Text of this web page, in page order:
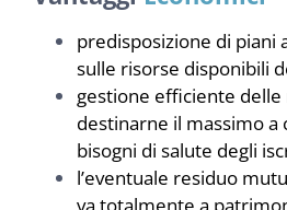
FONDO
BENEFICIARI
PIANI
predisposizione di piani
sulle risorse disponibili
gestione efficiente
destinarne il massimo a
bisogni di salute degli
l’eventuale residuo
va totalmente a